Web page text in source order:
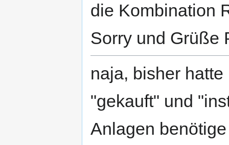
die Kombination
Sorry und Grüße
naja, bisher
"gekauft" und
Anlagen